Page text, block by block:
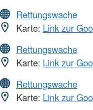
Rettungswache
Karte: Link zur
Rettungswache
Karte: Link zur
Rettungswache
Karte: Link zur